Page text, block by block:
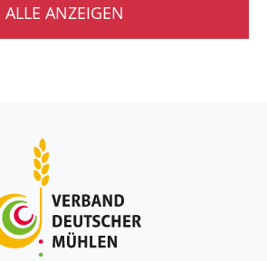
ALLE ANZEIGEN